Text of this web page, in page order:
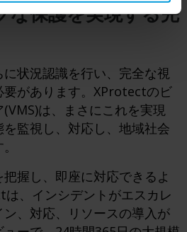
な保護を実現する完
状況認識を行い、完全な視
要があります。XProtectのビ
は、まさにこれを実現
監視し、対応し、地域社会
握し、即座に対応できるよ
、インシデントがエスカレ
、対応、リソースの導入が